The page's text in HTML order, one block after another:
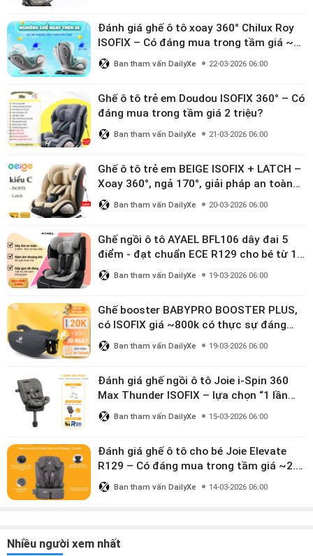
Đánh giá ghế ô tô xoay 360° Chilux Roy
ISOFIX – Có đáng mua trong tầm giá ~3
triệu
Ban tham vấn DailyXe 22-03-2026 06:00
Ghế ô tô trẻ em Doudou ISOFIX 360° – Có
đáng mua trong tầm giá 2 triệu?
Ban tham vấn DailyXe 21-03-2026 06:00
Ghế ô tô trẻ em BEIGE ISOFIX + LATCH –
Xoay 360°, ngả 170°, giải pháp an toàn
linh hoạt cho bé 0–10 tuổi
Ban tham vấn DailyXe 20-03-2026 06:00
Ghế ngồi ô tô AYAEL BFL106 dây đai 5
điểm - đạt chuẩn ECE R129 cho bé từ 1–
10 tuổi
Ban tham vấn DailyXe 19-03-2026 06:00
Ghế booster BABYPRO BOOSTER PLUS,
có ISOFIX giá ~800k có thực sự đáng
mua?
Ban tham vấn DailyXe 19-03-2026 06:00
Đánh giá ghế ngồi ô tô Joie i-Spin 360
Max Thunder ISOFIX – lựa chọn “1 lần
dùng đến 12 năm” có đáng giá gần 9
triệu?
Ban tham vấn DailyXe 15-03-2026 06:00
Đánh giá ghế ô tô cho bé Joie Elevate
R129 – Có đáng mua trong tầm giá ~2.8
triệu?
Ban tham vấn DailyXe 14-03-2026 06:00
Nhiều người xem nhất